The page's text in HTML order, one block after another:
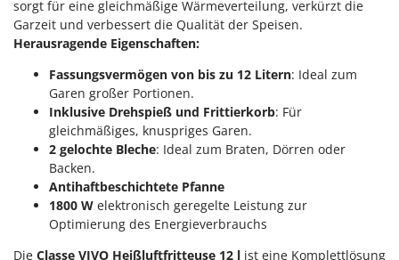
Motorspritzen
Mulcher für Traktor
Notstromaggregat
Nudelmaschinen
Obstmühlen Obsthäcksler Obstmuser
Obstpressen
Ferroni
Ferrua
FIEM
Fimar
FINI
Fiorentini
Fiskars
Flymo
Fontana Forni
sorgt für eine gleichmäßige Wärmeverteilung, verkürzt die
Garzeit und verbessert die Qualität der Speisen.
Herausragende Eigenschaften:
Fassungsvermögen von bis zu 12 Litern: Ideal zum
Garen großer Portionen.
Inklusive Drehspieß und Frittierkorb: Für
gleichmäßiges, knuspriges Garen.
2 gelochte Bleche: Ideal zum Braten, Dörren oder
Backen.
Antihaftbeschichtete Pfanne
1800 W elektronisch geregelte Leistung zur
Optimierung des Energieverbrauchs
Die Classe VIVO Heißluftfritteuse 12 l ist eine Komplettlösung